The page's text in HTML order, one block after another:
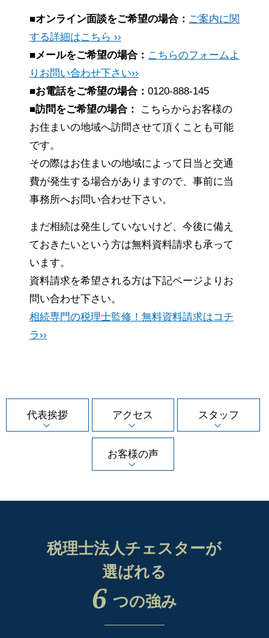
■オンライン面談をご希望の場合： ご案内に関
する詳細はこちら ››
■メールをご希望の場合： こちらのフォームよ
りお問い合わせ下さい››
■お電話をご希望の場合： 0120-888-145
■訪問をご希望の場合：
こちらからお客様の
お住まいの地域へ訪問させて頂くことも可能
です。
その際はお住まいの地域によって日当と交通
費が発生する場合がありますので、事前に当
事務所へお問い合わせ下さい。
まだ相続は発生していないけど、今後に備え
ておきたいという方は無料資料請求も承って
います。
資料請求を希望される方は下記ページよりお
問い合わせ下さい。
相続専門の税理士監修！無料資料請求はコチ
ラ››
代表挨拶 アクセス スタッフ
お客様の声
税理士法人チェスターが
選ばれる
6 つの強み